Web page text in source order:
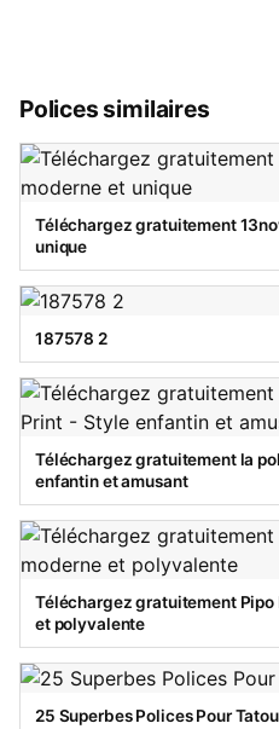
Polices similaires
Téléchargez gratuitement
unique
187578 2
Téléchargez gratuitement la
enfantin et amusant
Téléchargez gratuitement Pipo
et polyvalente
25 Superbes Polices Pour